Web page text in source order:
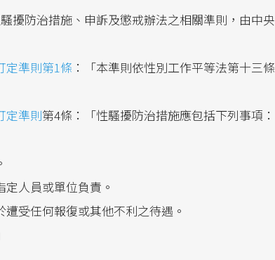
擾防治措施、申訴及懲戒辦法之相關準則，由中央
定準則第1條 ：「本準則依性別工作平等法第十三條
定準則第4條：「性騷擾防治措施應包括下列事項：
人員或單位負責。
受任何報復或其他不利之待遇。